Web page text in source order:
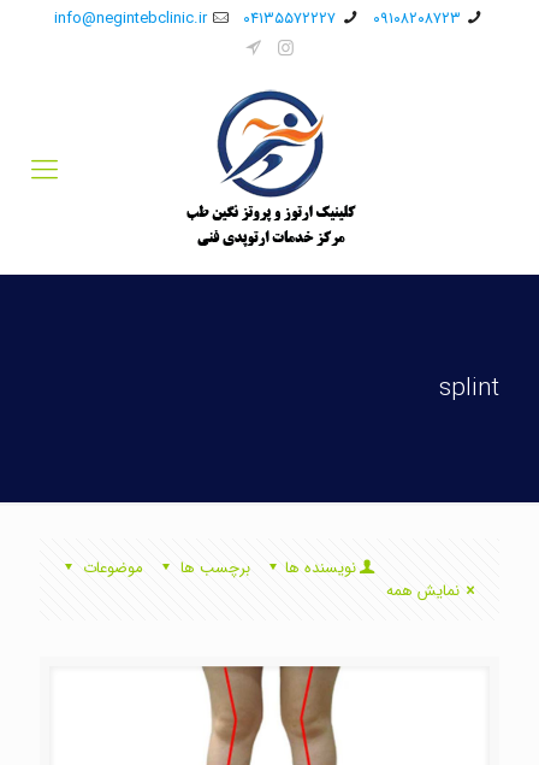
۰۹۱۰۸۲۰۸۷۲۳ ۰۴۱۳۵۵۷۲۲۲۷ info@negintebclinic.ir
splint
موضوعات برچسب ها
نویسنده ها
نمایش همه